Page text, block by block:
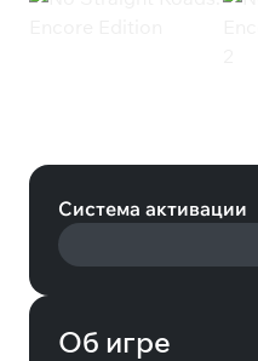
Система активации
Об игре